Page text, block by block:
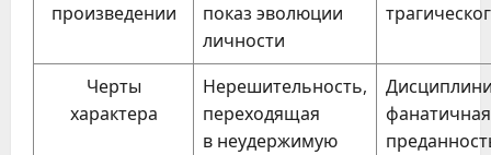
произведении
показ эволюции
личности
Черты
характера
Нерешительность,
переходящая
в неудержимую
фанатичная